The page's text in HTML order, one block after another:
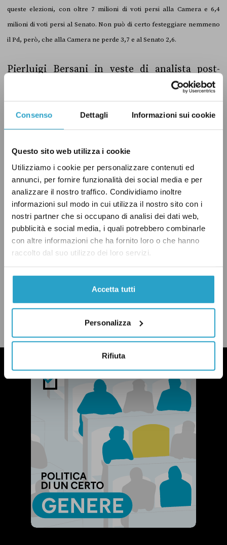
Consenso Dettagli Informazioni sui cookie
Questo sito web utilizza i cookie
Utilizziamo i cookie per personalizzare contenuti ed
annunci, per fornire funzionalità dei social media e per
analizzare il nostro traffico. Condividiamo inoltre
informazioni sul modo in cui utilizza il nostro sito con i
nostri partner che si occupano di analisi dei dati web,
pubblicità e social media, i quali potrebbero combinarle
con altre informazioni che ha fornito loro o che hanno
raccolto dal suo utilizzo dei loro servizi.
Accetta tutti
Personalizza
Rifiuta
queste elezioni, con oltre 7 milioni di voti persi alla Camera e 6,4
milioni di voti persi al Senato. Non può di certo festeggiare nemmeno
il Pd, però, che alla Camera ne perde 3,7 e al Senato 2,6.
Pierluigi Bersani in veste di analista post-
elettorale si guadagna un “Vero” targato
Pagella Politica.
Ai seguenti link si possono consultare i dati del
Ministero dell’Interno relativi alle
l’Excel.
ELEZIONI ISTITUZIONI PD VERO
facebook
twitterwhatsapp
emailbluesky
LEGGI LA NOSTRA POLITICA DELLE CORREZIONI